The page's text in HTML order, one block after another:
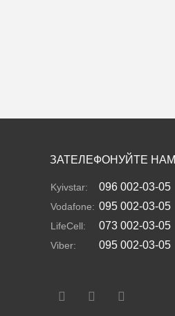
ЗАТЕЛЕФОНУЙТЕ НАМ
Kyivstar: 096 002-03-05
Vodafone: 095 002-03-05
LifeCell: 073 002-03-05
Viber: 095 002-03-05